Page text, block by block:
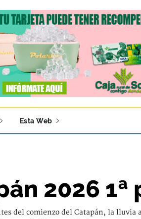
Esta Web
2026 1ª
del comienzo del Catapán, la lluvia